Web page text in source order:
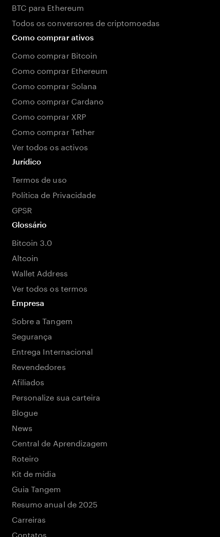
BTC para Ethereum
Todos os conversores de criptomoedas
Como comprar ativos
Como comprar Bitcoin
Como comprar Ethereum
Como comprar Solana
Como comprar Cardano
Como comprar XRP
Como comprar Tether
Ver todos os activos
Jurídico
Termos de uso
Política de Privacidade
GPSR
Glossário
Bitcoin 3.0
Altcoin
Wallet Address
Ver todos os termos
Empresa
Sobre a Tangem
Segurança
Entrega Internacional
Revendedores
Afiliados
Personalize sua carteira
Blogue
News
Central de Aprendizagem
Roteiro
Kit de mídia
Guia Tangem
Resumo anual de 2025
Carreiras
Contatos